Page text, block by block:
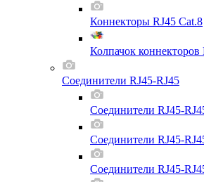
Коннекторы RJ45 Cat.8
Колпачок коннекторов
Соединители RJ45-RJ45
Соединители RJ45-
Соединители RJ45-
Соединители RJ45-